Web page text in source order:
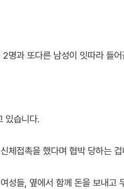
명과 또다른 남성이 잇따라 들어
있습니다.
체접촉을 했다며 협박 당하는 겁
성들, 옆에서 함께 돈을 보내고